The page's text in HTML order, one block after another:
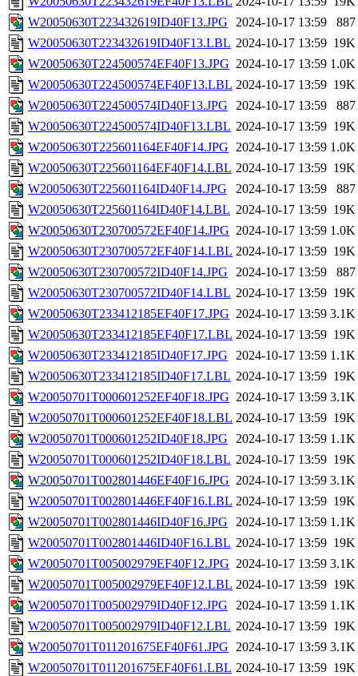
W20050630T223432619ID40F13.JPG
2024-10-17 13:59
887
W20050630T223432619ID40F13.LBL 2024-10-17 13:59 19K
W20050630T224500574EF40F13.JPG 2024-10-17 13:59 1.0K
W20050630T224500574EF40F13.LBL 2024-10-17 13:59 19K
W20050630T224500574ID40F13.JPG
2024-10-17 13:59
887
W20050630T224500574ID40F13.LBL 2024-10-17 13:59 19K
W20050630T225601164EF40F14.JPG 2024-10-17 13:59 1.0K
W20050630T225601164EF40F14.LBL 2024-10-17 13:59 19K
W20050630T225601164ID40F14.JPG
2024-10-17 13:59
887
W20050630T225601164ID40F14.LBL 2024-10-17 13:59 19K
W20050630T230700572EF40F14.JPG 2024-10-17 13:59 1.0K
W20050630T230700572EF40F14.LBL 2024-10-17 13:59 19K
W20050630T230700572ID40F14.JPG
2024-10-17 13:59
887
W20050630T230700572ID40F14.LBL 2024-10-17 13:59 19K
W20050630T233412185EF40F17.JPG 2024-10-17 13:59 3.1K
W20050630T233412185EF40F17.LBL 2024-10-17 13:59 19K
W20050630T233412185ID40F17.JPG
2024-10-17 13:59 1.1K
W20050630T233412185ID40F17.LBL 2024-10-17 13:59 19K
W20050701T000601252EF40F18.JPG 2024-10-17 13:59 3.1K
W20050701T000601252EF40F18.LBL 2024-10-17 13:59 19K
W20050701T000601252ID40F18.JPG
2024-10-17 13:59 1.1K
W20050701T000601252ID40F18.LBL 2024-10-17 13:59 19K
W20050701T002801446EF40F16.JPG 2024-10-17 13:59 3.1K
W20050701T002801446EF40F16.LBL 2024-10-17 13:59 19K
W20050701T002801446ID40F16.JPG
2024-10-17 13:59 1.1K
W20050701T002801446ID40F16.LBL 2024-10-17 13:59 19K
W20050701T005002979EF40F12.JPG 2024-10-17 13:59 3.1K
W20050701T005002979EF40F12.LBL 2024-10-17 13:59 19K
W20050701T005002979ID40F12.JPG
2024-10-17 13:59 1.1K
W20050701T005002979ID40F12.LBL 2024-10-17 13:59 19K
W20050701T011201675EF40F61.JPG 2024-10-17 13:59 3.1K
W20050701T011201675EF40F61.LBL 2024-10-17 13:59 19K